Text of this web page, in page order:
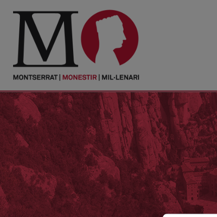
PORTADA
Monestir
Cultura
Actualitat
Fundació
Visita'ns
Ofrenes
Reserves